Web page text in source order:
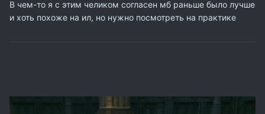
В чем-то я с этим челиком согласен мб раньше было лучше
и хоть похоже на ил, но нужно посмотреть на практике